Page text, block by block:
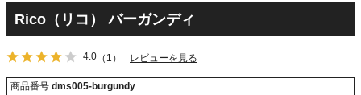
Rico（リコ） バーガンディ
4.0 （1） レビューを見る
商品番号 dms005-burgundy